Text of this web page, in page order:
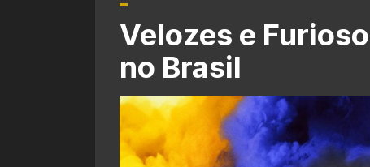
Velozes e
no Brasil